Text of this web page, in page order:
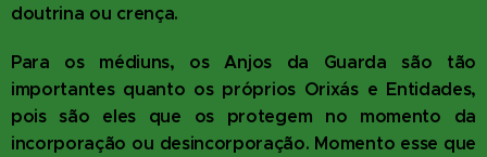
doutrina ou crença.
Para os médiuns, os Anjos da Guarda são tão
importantes quanto os próprios Orixás e Entidades,
pois são eles que os protegem no momento da
incorporação ou desincorporação. Momento esse que